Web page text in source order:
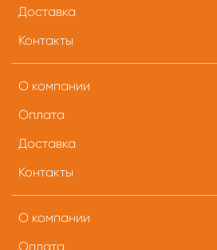
Доставка
Контакты
О компании
Оплата
Доставка
Контакты
О компании
Оплата